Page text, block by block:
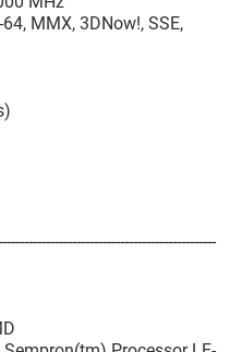
de memoria 4096 MB
Processor LE-1150 ]
LE-1150
MMX, 3DNow!, SSE,